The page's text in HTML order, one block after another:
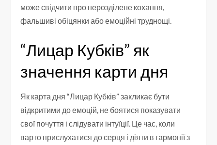
може свідчити про нерозділене кохання,
фальшиві обіцянки або емоційні труднощі.
“Лицар Кубків” як
значення карти дня
Як карта дня “Лицар Кубків” закликає бути
відкритими до емоцій, не боятися показувати
свої почуття і слідувати інтуїції. Це час, коли
варто прислухатися до серця і діяти в гармонії з